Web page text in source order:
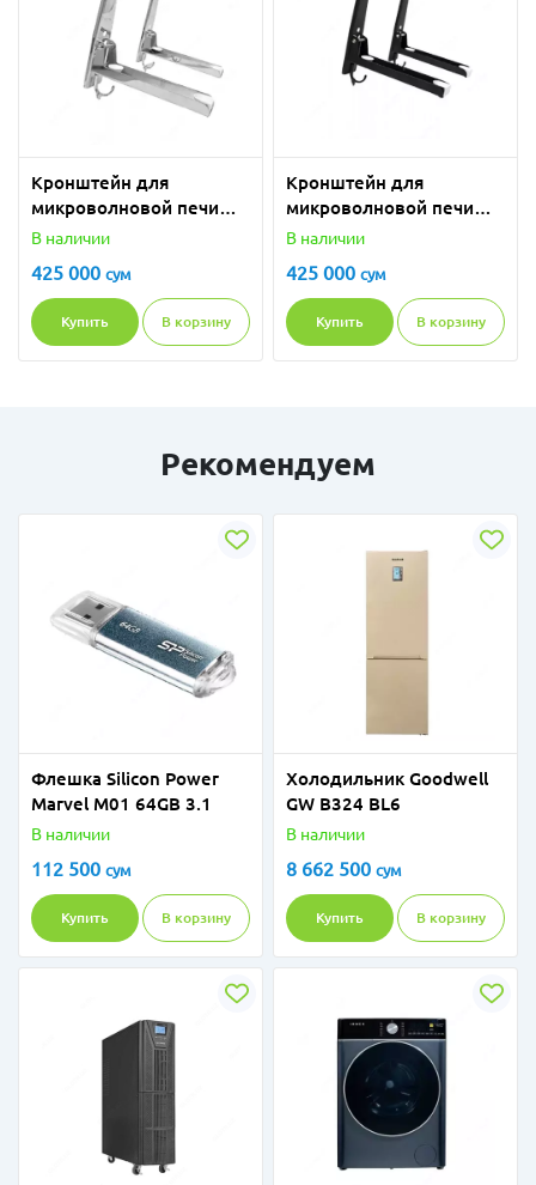
Кронштейн для
микроволновой печи
WS-SUN 2/Silver с
В наличии
425 000 сум
Купить В корзину
Кронштейн для
микроволновой печи
WS-SUN 2/Black с
В наличии
425 000 сум
Купить В корзину
Рекомендуем
Флешка Silicon Power
Marvel M01 64GB 3.1
В наличии
112 500 сум
Купить В корзину
Холодильник Goodwell
GW B324 BL6
В наличии
8 662 500 сум
Купить В корзину